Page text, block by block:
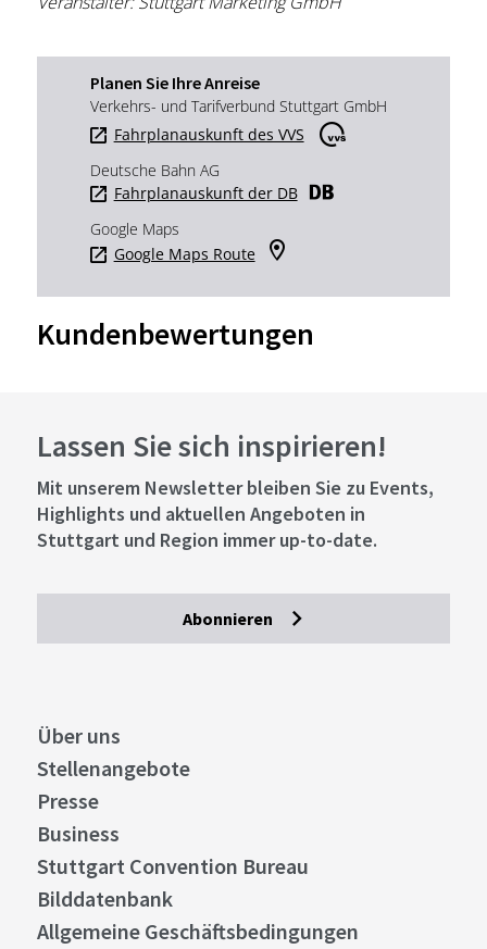
Planen Sie Ihre Anreise
Verkehrs- und Tarifverbund Stuttgart GmbH
Fahrplanauskunft des VVS
Deutsche Bahn AG
Fahrplanauskunft der DB
Google Maps
Google Maps Route
Kundenbewertungen
Lassen Sie sich inspirieren!
Mit unserem Newsletter bleiben Sie zu Events,
Highlights und aktuellen Angeboten in
Stuttgart und Region immer up-to-date.
Abonnieren
Über uns
Stellenangebote
Presse
Business
Stuttgart Convention Bureau
Bilddatenbank
Allgemeine Geschäftsbedingungen